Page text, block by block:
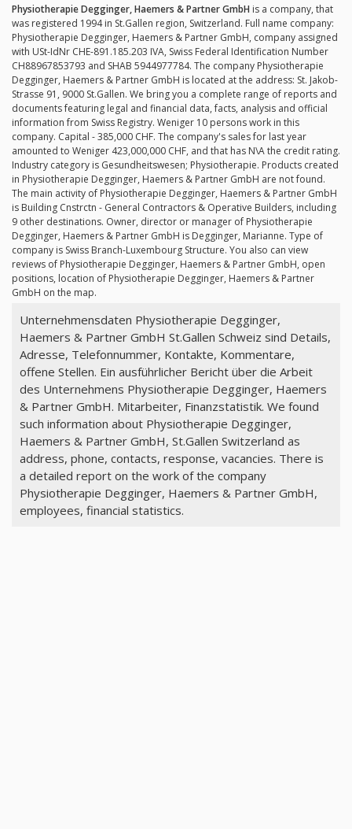
Physiotherapie Degginger, Haemers & Partner GmbH is a company, that
was registered 1994 in St.Gallen region, Switzerland. Full name company:
Physiotherapie Degginger, Haemers & Partner GmbH, company assigned
with USt-IdNr CHE-891.185.203 IVA, Swiss Federal Identification Number
CH88967853793 and SHAB 5944977784. The company Physiotherapie
Degginger, Haemers & Partner GmbH is located at the address: St. Jakob-
Strasse 91, 9000 St.Gallen. We bring you a complete range of reports and
documents featuring legal and financial data, facts, analysis and official
information from Swiss Registry. Weniger 10 persons work in this
company. Capital - 385,000 CHF. The company's sales for last year
amounted to Weniger 423,000,000 CHF, and that has N\A the credit rating.
Industry category is Gesundheitswesen; Physiotherapie. Products created
in Physiotherapie Degginger, Haemers & Partner GmbH are not found.
The main activity of Physiotherapie Degginger, Haemers & Partner GmbH
is Building Cnstrctn - General Contractors & Operative Builders, including
9 other destinations. Owner, director or manager of Physiotherapie
Degginger, Haemers & Partner GmbH is Degginger, Marianne. Type of
company is Swiss Branch-Luxembourg Structure. You also can view
reviews of Physiotherapie Degginger, Haemers & Partner GmbH, open
positions, location of Physiotherapie Degginger, Haemers & Partner
GmbH on the map.
Unternehmensdaten Physiotherapie Degginger,
Haemers & Partner GmbH St.Gallen Schweiz sind Details,
Adresse, Telefonnummer, Kontakte, Kommentare,
offene Stellen. Ein ausführlicher Bericht über die Arbeit
des Unternehmens Physiotherapie Degginger, Haemers
& Partner GmbH. Mitarbeiter, Finanzstatistik. We found
such information about Physiotherapie Degginger,
Haemers & Partner GmbH, St.Gallen Switzerland as
address, phone, contacts, response, vacancies. There is
a detailed report on the work of the company
Physiotherapie Degginger, Haemers & Partner GmbH,
employees, financial statistics.